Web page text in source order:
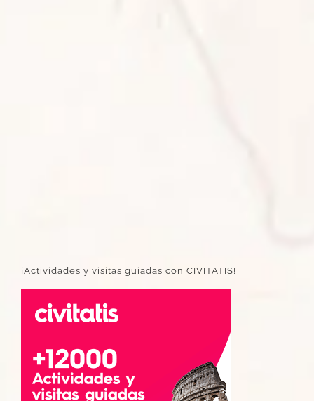
¡Actividades y visitas guiadas con CIVITATIS!